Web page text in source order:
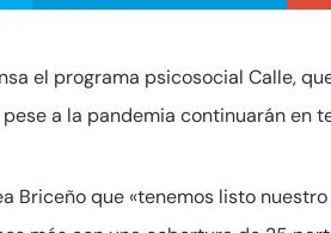
el programa psicosocial Calle,
a la pandemia continuarán en
Briceño que «tenemos listo